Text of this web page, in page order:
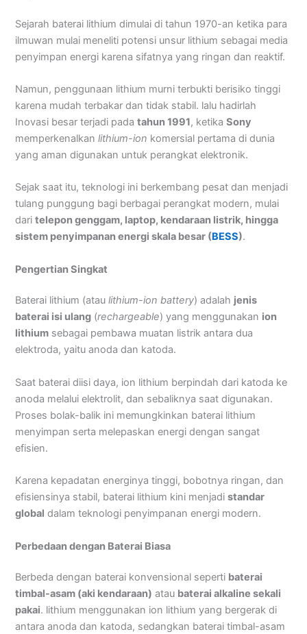
Sejarah baterai lithium dimulai di tahun 1970-an ketika para
ilmuwan mulai meneliti potensi unsur lithium sebagai media
penyimpan energi karena sifatnya yang ringan dan reaktif.
Namun, penggunaan lithium murni terbukti berisiko tinggi
karena mudah terbakar dan tidak stabil. lalu hadirlah
Inovasi besar terjadi padatahun 1991, ketikaSony
memperkenalkanlithium-ion komersial pertama di dunia
yang aman digunakan untuk perangkat elektronik.
Sejak saat itu, teknologi ini berkembang pesat dan menjadi
tulang punggung bagi berbagai perangkat modern, mulai
daritelepon genggam, laptop, kendaraan listrik, hingga
sistem penyimpanan energi skala besar (BESS).
Pengertian Singkat
Baterai lithium (ataulithium-ion battery) adalah jenis
baterai isi ulang (rechargeable) yang menggunakan ion
lithium sebagai pembawa muatan listrik antara dua
elektroda, yaitu anoda dan katoda.
Saat baterai diisi daya, ion lithium berpindah dari katoda ke
anoda melalui elektrolit, dan sebaliknya saat digunakan.
Proses bolak-balik ini memungkinkan baterai lithium
menyimpan serta melepaskan energi dengan sangat
efisien.
Karena kepadatan energinya tinggi, bobotnya ringan, dan
efisiensinya stabil, baterai lithium kini menjadistandar
global dalam teknologi penyimpanan energi modern.
Perbedaan dengan Baterai Biasa
Berbeda dengan baterai konvensional seperti baterai
timbal-asam (aki kendaraan) atau baterai alkaline sekali
pakai. lithium menggunakan ion lithium yang bergerak di
antara anoda dan katoda, sedangkan baterai timbal-asam